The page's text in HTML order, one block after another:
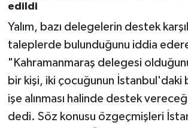
edildi
Yalım, bazı delegelerin destek
taleplerde bulunduğunu iddia
"Kahramanmaraş delegesi
bir kişi, iki çocuğunun
işe alınması halinde destek
dedi. Söz konusu özgeçmişleri